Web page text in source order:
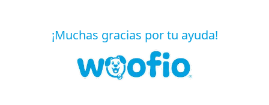
¡Muchas gracias por tu ayuda!